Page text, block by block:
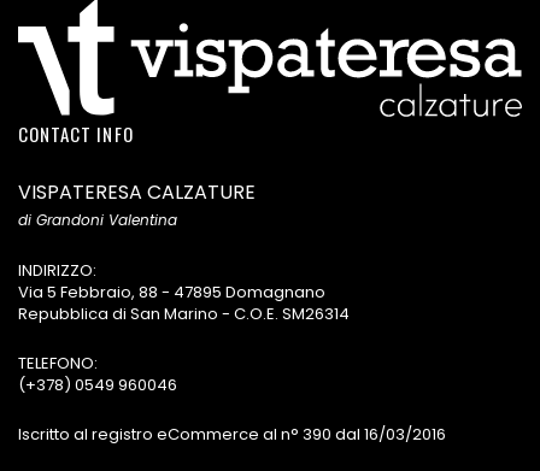
CONTACT INFO
VISPATERESA CALZATURE
di Grandoni Valentina
INDIRIZZO:
Via 5 Febbraio, 88 - 47895 Domagnano
Repubblica di San Marino - C.O.E. SM26314
TELEFONO:
(+378) 0549 960046
Iscritto al registro eCommerce al n° 390 dal 16/03/2016